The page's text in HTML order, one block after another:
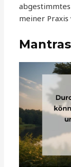
meiner Praxis